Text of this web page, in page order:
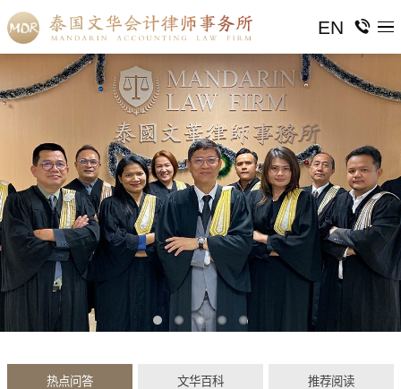
EN
热点问答 文华百科 推荐阅读